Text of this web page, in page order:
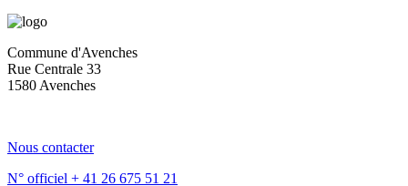
Commune d'Avenches
Rue Centrale 33
1580 Avenches
Nous contacter
N° officiel + 41 26 675 51 21